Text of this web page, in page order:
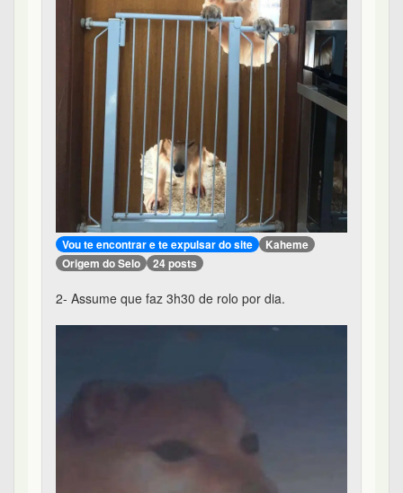
Vou te encontrar e te expulsar do site
Kaheme
Origem do Selo
24 posts
2- Assume que faz 3h30 de rolo por dia.